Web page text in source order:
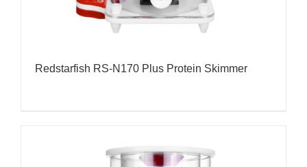
Redstarfish RS-N170 Plus Protein Skimmer